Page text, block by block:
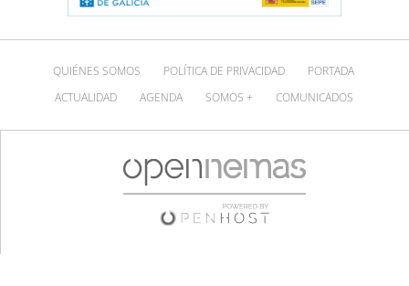
QUIÉNES SOMOS POLÍTICA DE PRIVACIDAD
PORTADA
ACTUALIDAD
AGENDA SOMOS + COMUNICADOS